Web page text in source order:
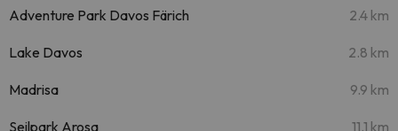
Adventure Park Davos Färich 2.4 km
Lake Davos 2.8 km
Madrisa 9.9 km
Seilpark Arosa 11.1 km